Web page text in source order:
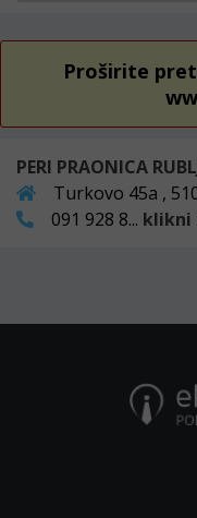
Proširite
PERI PRAONICA
Turkovo 45a ,
091 928 8... klikni